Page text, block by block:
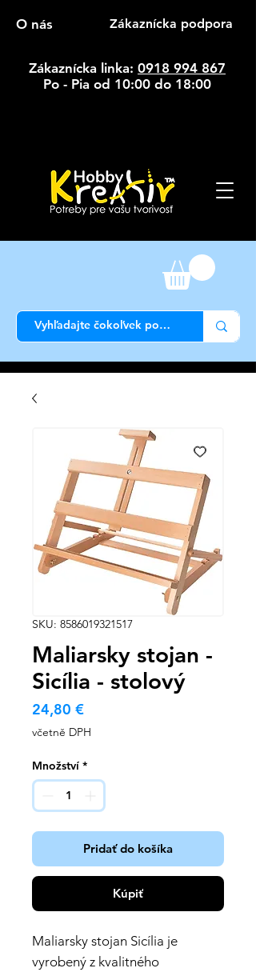
O nás Zákaznícka podpora
Zákaznícka linka: 0918 994 867
Po - Pia od 10:00 do 18:00
SKU: 8586019321517
Maliarsky stojan -
Sicília - stolový
24,80 €Cena
včetně DPH
Množství *
Pridať do košíka
Kúpiť
Maliarsky stojan Sicília je
vyrobený z kvalitného